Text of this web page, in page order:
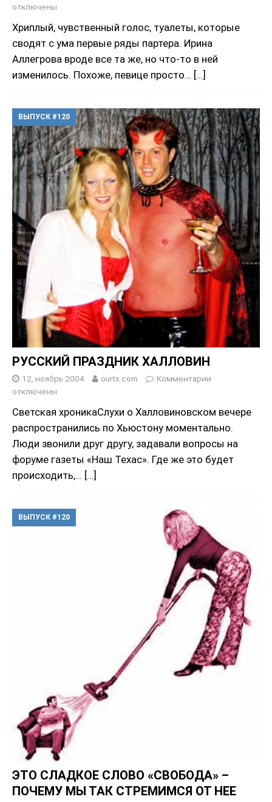
отключены
Хриплый, чувственный голос, туалеты, которые
сводят с ума первые ряды партера. Ирина
Аллегрова вроде все та же, но что-то в ней
изменилось. Похоже, певице просто… […]
ВЫПУСК #120
РУССКИЙ ПРАЗДНИК ХАЛЛОВИН
12, ноябрь 2004 ourtx.com
Комментарии
отключены
Светская хроникаСлухи о Халловиновском вечере
распространились по Хьюстону моментально.
Люди звонили друг другу, задавали вопросы на
форуме газеты «Наш Техас». Где же это будет
происходить,… […]
ВЫПУСК #120
ЭТО СЛАДКОЕ СЛОВО «СВОБОДА» –
ПОЧЕМУ МЫ ТАК СТРЕМИМСЯ ОТ НЕЕ